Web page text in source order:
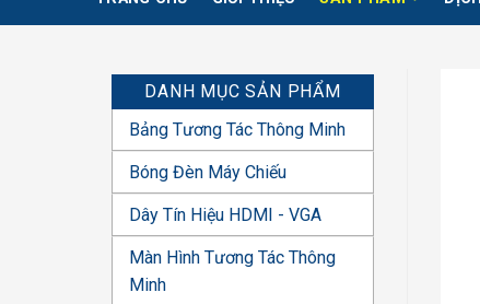
DANH MỤC SẢN PHẨM
Bảng Tương Tác Thông Minh
Bóng Đèn Máy Chiếu
Dây Tín Hiệu HDMI - VGA
Màn Hình Tương Tác Thông
Minh